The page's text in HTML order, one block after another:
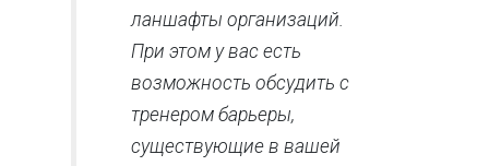
ланшафты организаций.
При этом у вас есть
возможность обсудить с
тренером барьеры,
существующие в вашей